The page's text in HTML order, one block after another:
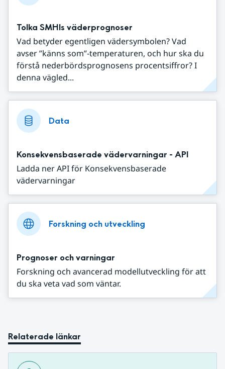
Tolka SMHIs väderprognoser
Vad betyder egentligen vädersymbolen? Vad
avser ”känns som”-temperaturen, och hur ska du
förstå nederbördsprognosens procentsiffror? I
denna vägled...
Data
Konsekvensbaserade vädervarningar - API
Ladda ner API för Konsekvensbaserade
vädervarningar
Forskning och utveckling
Prognoser och varningar
Forskning och avancerad modellutveckling för att
du ska veta vad som väntar.
Relaterade länkar